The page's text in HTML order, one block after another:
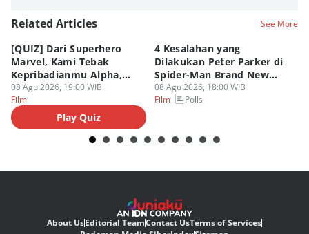
Related Articles See More
[QUIZ] Dari Superhero
Marvel, Kami Tebak
Kepribadianmu Alpha,
Beta, atau Omega
08 Agu 2026, 19:00 WIB
Film
Play Quiz
4 Kesalahan yang
Dilakukan Peter Parker di
Spider-Man Brand New
Day
08 Agu 2026, 18:00 WIB
Film
Polls
About UsEditorial TeamContact UsTerms of Services